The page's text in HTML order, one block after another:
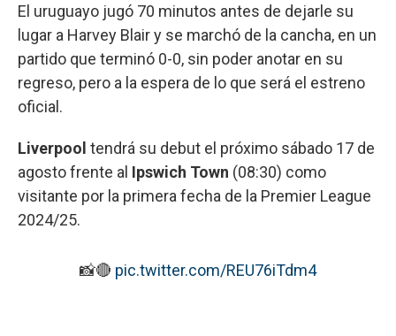
El uruguayo jugó 70 minutos antes de dejarle su
lugar a Harvey Blair y se marchó de la cancha, en un
partido que terminó 0-0, sin poder anotar en su
regreso, pero a la espera de lo que será el estreno
oficial.
Liverpool tendrá su debut el próximo sábado 17 de
agosto frente al Ipswich Town (08:30) como
visitante por la primera fecha de la Premier League
2024/25.
📸🔴 pic.twitter.com/REU76iTdm4